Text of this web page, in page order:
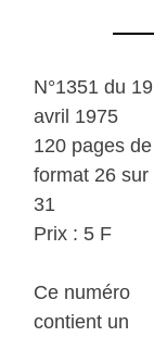
N°1351 du 19
avril 1975
120 pages de
format 26 sur
31
Prix : 5 F
Ce numéro
contient un